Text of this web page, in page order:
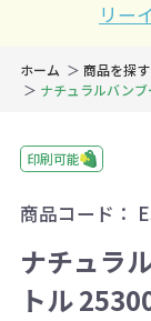
リー
ホーム 商品を探す
ナチュラルバン
印刷可能
商品コード：
ナチュラ
トル